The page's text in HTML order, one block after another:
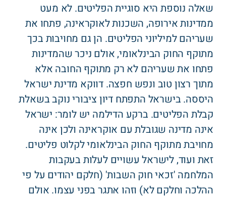
שאלה נוספת היא סוגיית הפליטים. לא מעט
ממדינות אירופה, השכנות לאוקראינה, פתחו את
שעריהם למיליוני הפליטים. הן גם מחויבות בכך
מתוקף החוק הבינלאומי, אולם ניכר שהמדינות
פתחו את שעריהם לא רק מתוקף החובה אלא
מתוך רצון טוב ונפש חפצה. דווקא מדינת ישראל
היססה. בישראל התפתח דיון ציבורי נוקב בשאלת
קבלת הפליטים. ברקע הדילמה יש לומר: ישראל
אינה מדינה שגובלת עם אוקראינה ולכן אינה
מחויבת מתוקף החוק הבינלאומי לקלוט פליטים.
זאת ועוד, לישראל עשויים לעלות בעקבות
המלחמה 'זכאי חוק השבות' (חלקם יהודים על פי
ההלכה וחלקם לא) וזהו אתגר בפני עצמו. אולם